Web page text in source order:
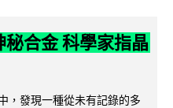
合金 科學家指晶
，發現一種從未有記錄的多